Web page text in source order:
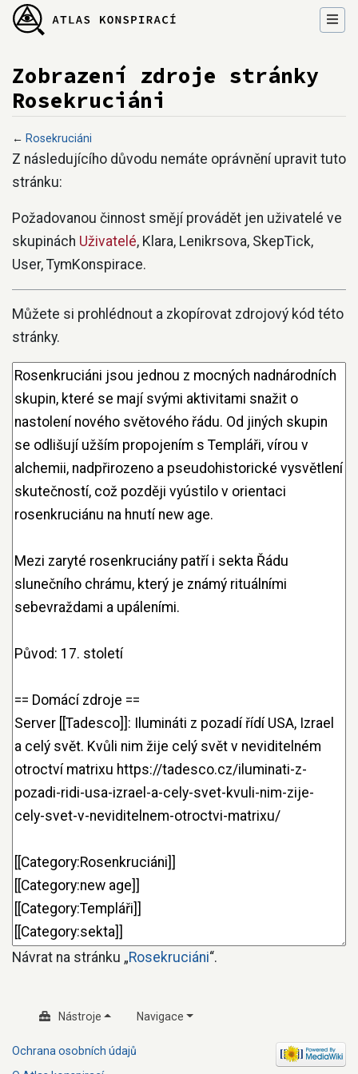
Zobrazení zdroje stránky
Rosekruciáni
← Rosekruciáni
Přejít na:navigace,hledání
Z následujícího důvodu nemáte oprávnění upravit tuto
stránku:
Požadovanou činnost smějí provádět jen uživatelé ve
skupinách Uživatelé, Klara, Lenikrsova, SkepTick,
User, TymKonspirace.
Můžete si prohlédnout a zkopírovat zdrojový kód této
stránky.
Návrat na stránku „Rosekruciáni“.
Nástroje Navigace
Ochrana osobních údajů